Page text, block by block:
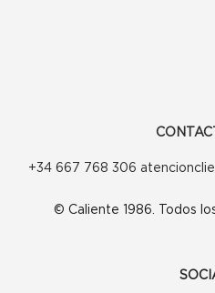
+34 667 768 306
© Caliente 1986. Todos